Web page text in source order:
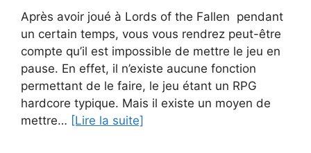
Après avoir joué à Lords of the Fallen pendant
un certain temps, vous vous rendrez peut-être
compte qu’il est impossible de mettre le jeu en
pause. En effet, il n’existe aucune fonction
permettant de le faire, le jeu étant un RPG
hardcore typique. Mais il existe un moyen de
mettre… [Lire la suite]